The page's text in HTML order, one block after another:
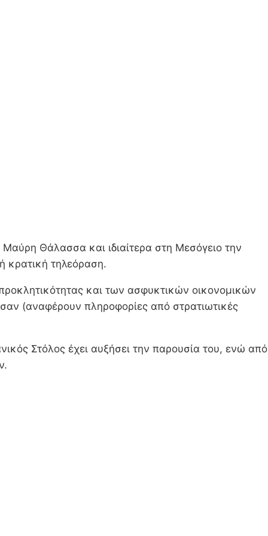
Θάλασσα και ιδιαίτερα στη Μεσόγειο την
κρατική τηλεόραση.
και των ασφυκτικών οικονομικών
(αναφέρουν πληροφορίες από στρατιωτικές
Στόλος έχει αυξήσει την παρουσία του, ενώ από